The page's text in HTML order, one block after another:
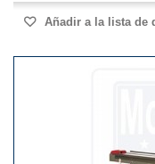
Añadir a la lista de